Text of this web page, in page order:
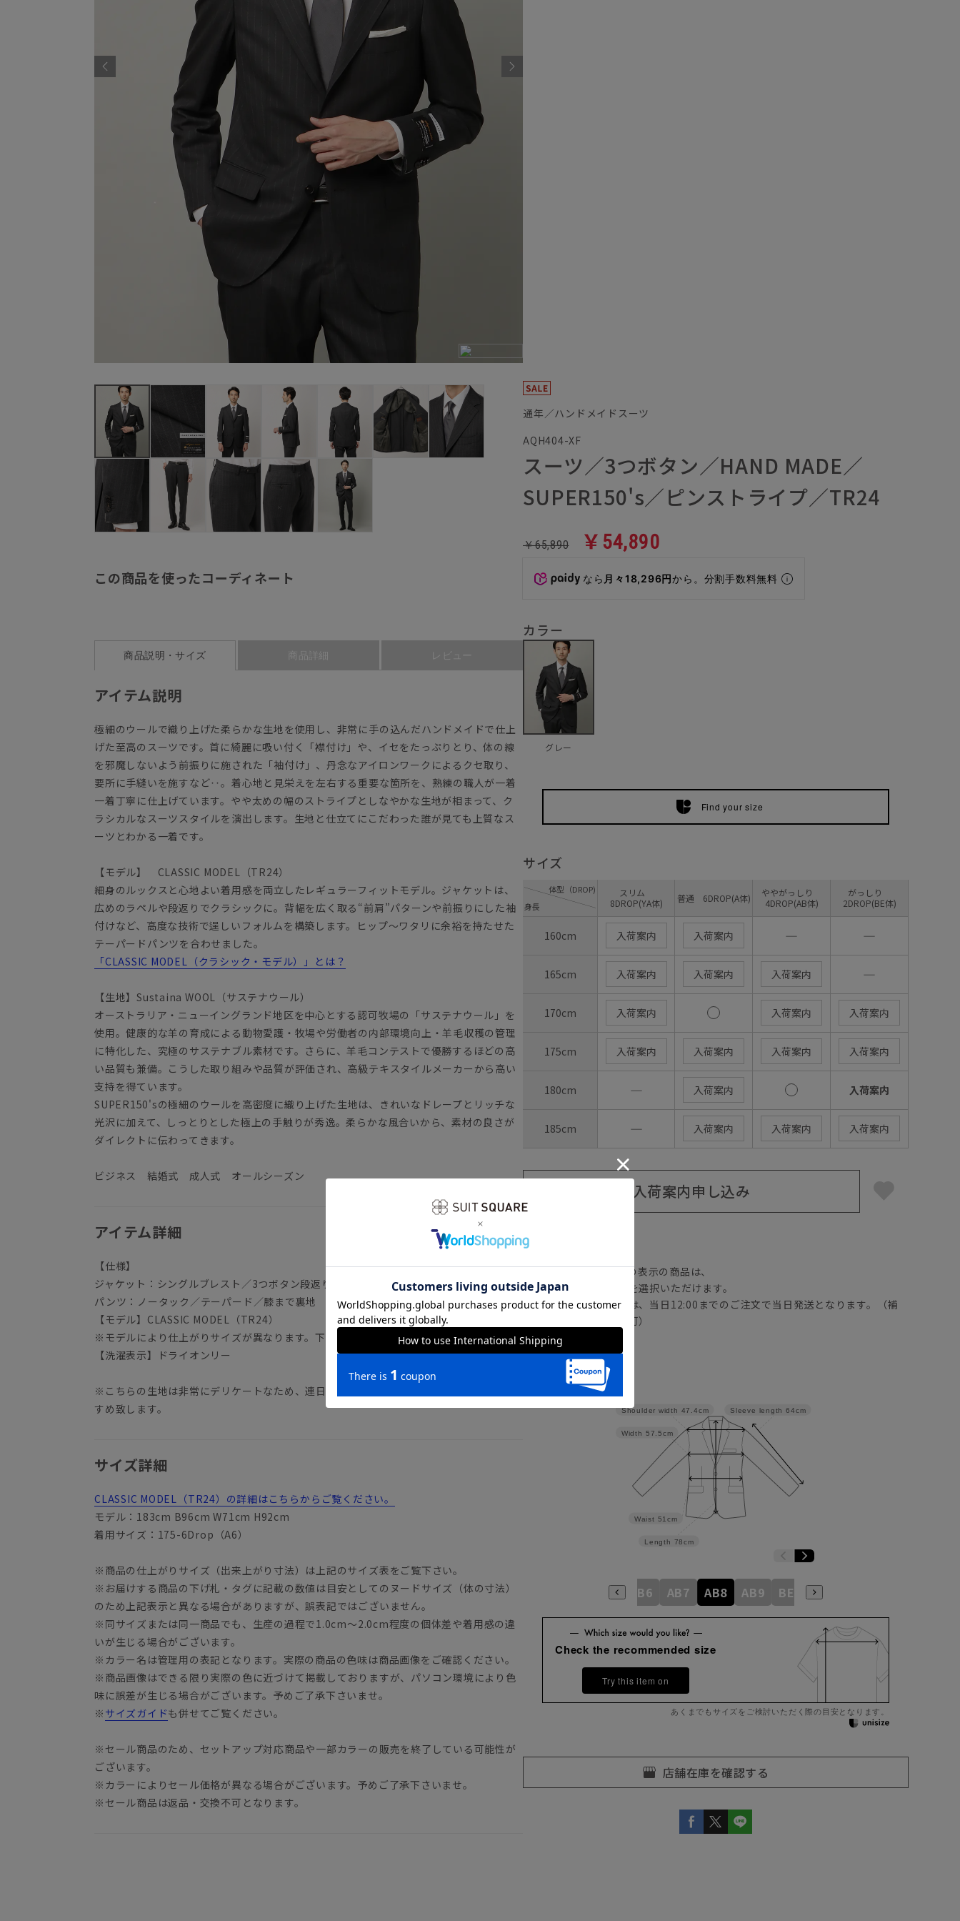
この商品を使ったコーディネート
商品説明・サイズ 商品詳細 レビュー
アイテム説明
極細のウールで織り上げた柔らかな生地を使用し、非常に手の込んだハンドメイドで仕上
げた至高のスーツです。首に綺麗に吸い付く「襟付け」や、イセをたっぷりとり、体の線
を邪魔しないよう前振りに施された「袖付け」、丹念なアイロンワークによるクセ取り、
要所に手縫いを施すなど‥。着心地と見栄えを左右する重要な箇所を、熟練の職人が一着
一着丁寧に仕上げています。やや太めの幅のストライプとしなやかな生地が相まって、ク
ラシカルなスーツスタイルを演出します。生地と仕立てにこだわった誰が見ても上質なス
ーツとわかる一着です。
【モデル】 CLASSIC MODEL（TR24）
細身のルックスと心地よい着用感を両立したレギュラーフィットモデル。ジャケットは、
広めのラペルや段返りでクラシックに。背幅を広く取る“前肩”パターンや前振りにした袖
付けなど、高度な技術で逞しいフォルムを構築します。ヒップ～ワタリに余裕を持たせた
テーパードパンツを合わせました。
「CLASSIC MODEL（クラシック・モデル）」とは？
【生地】Sustaina WOOL（サステナウール）
オーストラリア・ニューイングランド地区を中心とする認可牧場の「サステナウール」を
使用。健康的な羊の育成による動物愛護・牧場や労働者の内部環境向上・羊毛収穫の管理
に特化した、究極のサステナブル素材です。さらに、羊毛コンテストで優勝するほどの高
い品質も兼備。こうした取り組みや品質が評価され、高級テキスタイルメーカーから高い
支持を得ています。
SUPER150'sの極細のウールを高密度に織り上げた生地は、きれいなドレープとリッチな
光沢に加えて、しっとりとした極上の手触りが秀逸。柔らかな風合いから、素材の良さが
ダイレクトに伝わってきます。
ビジネス 結婚式 成人式 オールシーズン
アイテム詳細
【仕様】
ジャケット：シングルブレスト／3つボタン段返り／背抜き仕立て／本切羽／サイドベンツ
パンツ：ノータック／テーパード／膝まで裏地
【モデル】CLASSIC MODEL（TR24）
※モデルにより仕上がりサイズが異なります。下記のサイズ詳細を必ずご確認下さい。
【洗濯表示】ドライオンリー
※こちらの生地は非常にデリケートなため、連日着用を避け、間隔を空けての着用をおす
すめ致します。
サイズ詳細
CLASSIC MODEL（TR24）の詳細はこちらからご覧ください。
モデル：183cm B96cm W71cm H92cm
着用サイズ：175-6Drop（A6）
※商品の仕上がりサイズ（出来上がり寸法）は上記のサイズ表をご覧下さい。
※お届けする商品の下げ札・タグに記載の数値は目安としてのヌードサイズ（体の寸法）
のため上記表示と異なる場合がありますが、誤表記ではございません。
※同サイズまたは同一商品でも、生産の過程で1.0cm～2.0cm程度の個体差や着用感の違
いが生じる場合がございます。
※カラー名は管理用の表記となります。実際の商品の色味は商品画像をご確認ください。
※商品画像はできる限り実際の色に近づけて掲載しておりますが、パソコン環境により色
味に誤差が生じる場合がございます。予めご了承下さいませ。
※ サイズガイドも併せてご覧ください。
※セール商品のため、セットアップ対応商品や一部カラーの販売を終了している可能性が
ございます。
※カラーによりセール価格が異なる場合がございます。予めご了承下さいませ。
※セール商品は返品・交換不可となります。
通年／ハンドメイドスーツ
AQH404-XF
スーツ／3つボタン／HAND MADE／
SUPER150's／ピンストライプ／TR24
￥65,890 ￥54,890
なら 月々18,296円から。分割手数料無料
カラー
グレー
Find your size
サイズ
身長
体型（DROP)
スリム
8DROP(YA体)
普通 6DROP(A体)
ややがっしり
4DROP(AB体)
がっしり
2DROP(BE体)
160cm 入荷案内 入荷案内 ― ―
165cm 入荷案内 入荷案内 入荷案内 ―
170cm 入荷案内 入荷案内 入荷案内
175cm 入荷案内 入荷案内 入荷案内 入荷案内
180cm ― 入荷案内 入荷案内
185cm ― 入荷案内 入荷案内 入荷案内
入荷案内申し込み
【
の表示の商品は、
注文画面でお急ぎ発送を選択いただけます。
さらにメルマガ会員様は、当日12:00までのご注文で当日発送となります。（補
正商品の場合は対応不可）
詳しくはこちら
Sleeve length 64cm
Length 78cm
Waist 51cm
Width 57.5cm
Shoulder width 47.4cm
YA3 A3 A4 A5 A6 A7 A8 A9 AB5 AB6 AB7 AB8 AB9 BE3 BE4
Check the recommended size
Try this item on
あくまでもサイズをご検討いただく際の目安となります。